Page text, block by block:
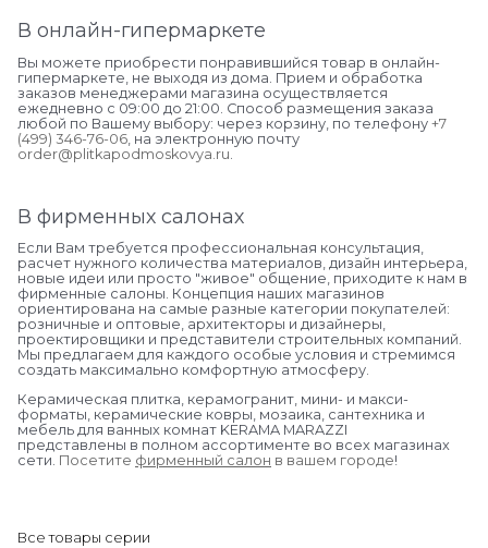
В онлайн-гипермаркете
Вы можете приобрести понравившийся товар в онлайн-
гипермаркете, не выходя из дома. Прием и обработка
заказов менеджерами магазина осуществляется
ежедневно с 09:00 до 21:00. Способ размещения заказа
любой по Вашему выбору: через корзину, по телефону +7
(499) 346-76-06 , на электронную почту
order@plitkapodmoskovya.ru
В фирменных салонах
Если Вам требуется профессиональная консультация,
расчет нужного количества материалов, дизайн интерьера,
новые идеи или просто "живое" общение, приходите к нам в
фирменные салоны. Концепция наших магазинов
ориентирована на самые разные категории покупателей:
розничные и оптовые, архитекторы и дизайнеры,
проектировщики и представители строительных компаний.
Мы предлагаем для каждого особые условия и стремимся
создать максимально комфортную атмосферу.
Керамическая плитка, керамогранит, мини- и макси-
форматы, керамические ковры, мозаика, сантехника и
мебель для ванных комнат KERAMA MARAZZI
представлены в полном ассортименте во всех магазинах
сети. Посетите фирменный салон в вашем городе!
Все товары серии